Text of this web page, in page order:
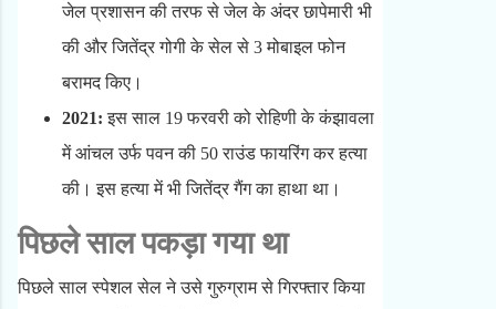
जेल प्रशासन की तरफ से जेल के अंदर छापेमारी भी
की और जितेंद्र गोगी के सेल से 3 मोबाइल फोन
बरामद किए।
2021:इस साल 19 फरवरी को रोहिणी के कंझावला
में आंचल उर्फ पवन की 50 राउंड फायरिंग कर हत्या
की। इस हत्या में भी जितेंद्र गैंग का हाथा था।
पिछले साल पकड़ा गया था
पिछले साल स्पेशल सेल ने उसे गुरुग्राम से गिरफ्तार किया